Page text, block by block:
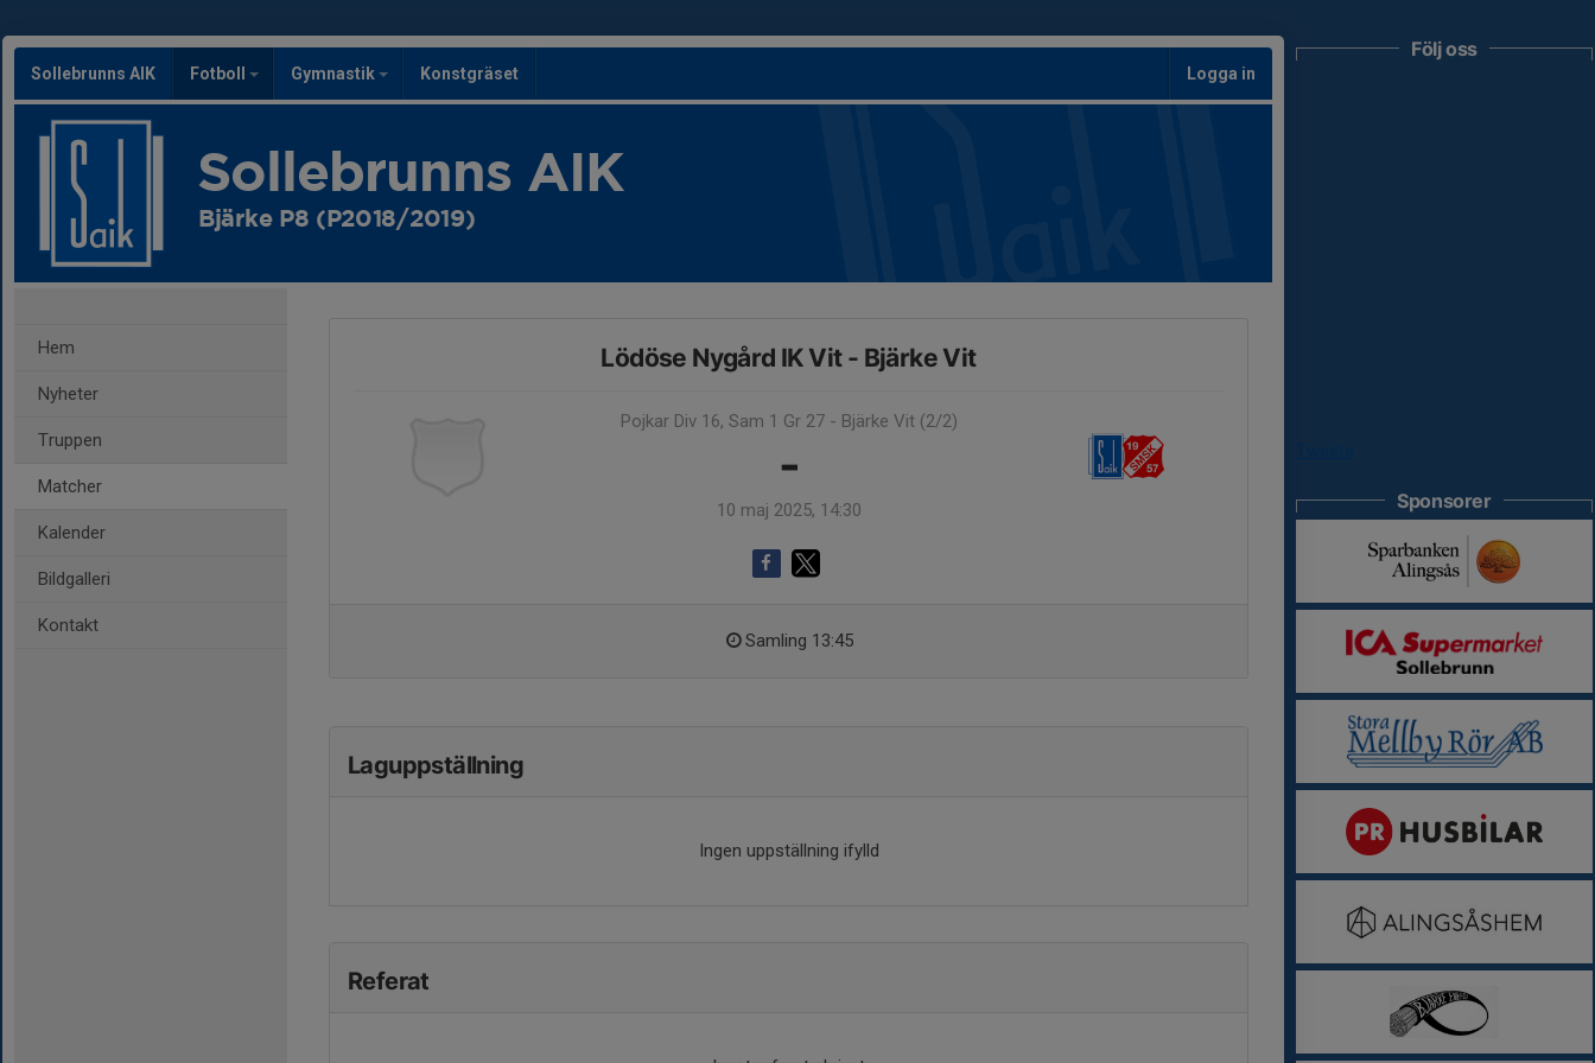
Sollebrunns AIK Fotboll Gymnastik Konstgräset Logga in
Sollebrunns AIK
Bjärke P8 (P2018/2019)
Hem
Nyheter
Truppen
Matcher
Kalender
Bildgalleri
Kontakt
Lödöse Nygård IK Vit - Bjärke Vit
Pojkar Div 16, Sam 1 Gr 27 - Bjärke Vit (2/2)
-
10 maj 2025, 14:30
Samling 13:45
Laguppställning
Ingen uppställning ifylld
Referat
Följ oss
Sponsorer